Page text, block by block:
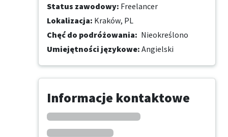
Status zawodowy: Freelancer
Lokalizacja: Kraków, PL
Chęć do podróżowania: Nieokreślono
Umiejętności językowe: Angielski
Informacje kontaktowe